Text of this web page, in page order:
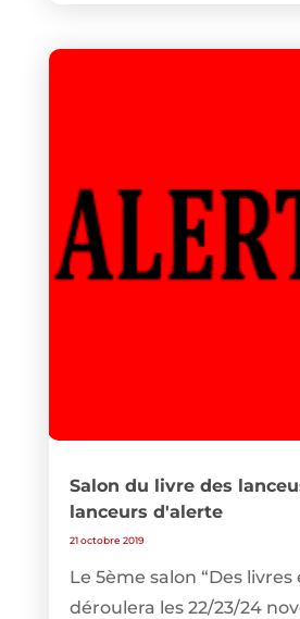
Salon du livre des
lanceurs d'alerte
21 octobre 2019
Le 5ème salon “Des livres
déroulera les 22/23/24